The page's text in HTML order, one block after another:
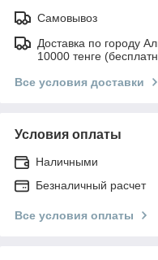
Самовывоз
Доставка по городу
10000 тенге
Все условия доставки
Условия оплаты
Наличными
Безналичный расчет
Все условия оплаты